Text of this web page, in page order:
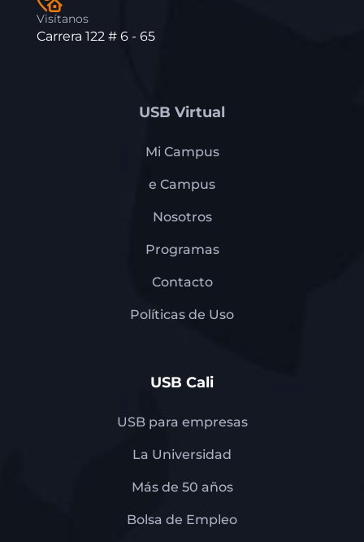
Visítanos
Carrera 122 # 6 - 65
USB Virtual
Mi Campus
e Campus
Nosotros
Programas
Contacto
Políticas de Uso
USB Cali
USB para empresas
La Universidad
Más de 50 años
Bolsa de Empleo